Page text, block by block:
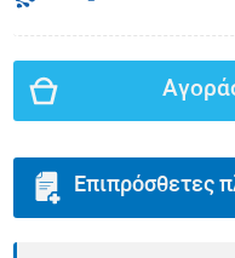
Επιπρόσθετες